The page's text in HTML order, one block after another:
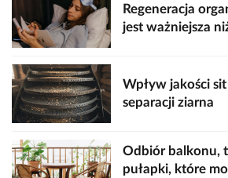
Regeneracja
jest ważniejsza
Wpływ jakości
separacji ziarna
Odbiór balkonu,
pułapki, które